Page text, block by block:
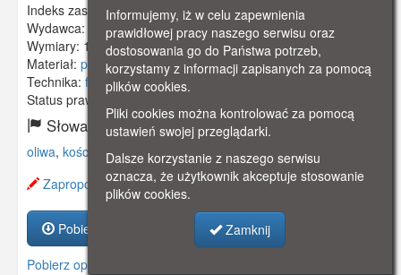
Indeks zasobu:GSP01329
Wydawca:
Kaufhaus Nathan Sternfed, Danzig
Wymiary: 138 x 86 mm
Materiał: pocztówka
Technika: fotografia czarno-biała
Status prawny:
Słowa kluczowe:
oliwa, kościół ,kościół św. jakuba
Zaproponuj zmianę opisu.
Pobierz zasób
Pobierz opis
Informujemy, iż w celu zapewnienia
prawidłowej pracy naszego serwisu oraz
dostosowania go do Państwa potrzeb,
korzystamy z informacji zapisanych za pomocą
plików cookies.
Pliki cookies można kontrolować za pomocą
ustawień swojej przeglądarki.
Dalsze korzystanie z naszego serwisu
oznacza, że użytkownik akceptuje stosowanie
plików cookies.
Zamknij